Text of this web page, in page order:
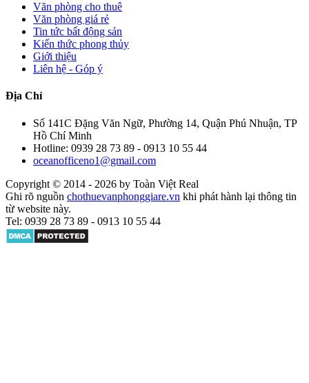
Văn phòng cho thuê
Văn phòng giá rẻ
Tin tức bất động sản
Kiến thức phong thủy
Giới thiệu
Liên hệ - Góp ý
Địa Chỉ
Số 141C Đặng Văn Ngữ, Phường 14, Quận Phú Nhuận, TP
Hồ Chí Minh
Hotline: 0939 28 73 89 - 0913 10 55 44
oceanofficeno1@gmail.com
Copyright © 2014 - 2026 by Toàn Việt Real
Ghi rõ nguồn chothuevanphonggiare.vn khi phát hành lại thông tin
từ website này.
Tel: 0939 28 73 89 - 0913 10 55 44